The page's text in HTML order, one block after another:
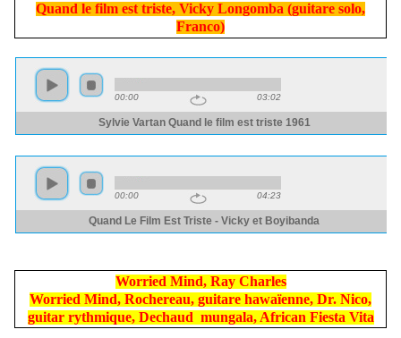
Quand le film est triste, Vicky Longomba (guitare solo,
Franco)
Worried Mind, Ray Charles
Worried Mind, Rochereau, guitare hawaïenne, Dr. Nico,
guitar rythmique, Dechaud mungala, African Fiesta Vita